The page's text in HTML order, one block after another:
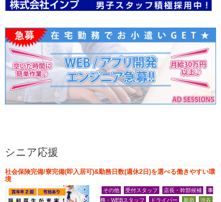
シニア応援
社会保険完備/寮完備(即入居可)&勤務日数(週休2日)を選べる働きやすい環
境
その他 受付スタッフ 店長・幹部候補
事
務・WEBスタッフ
ドライバー 新宿
渋谷